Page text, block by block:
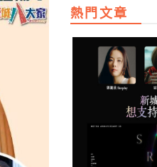
熱門文章